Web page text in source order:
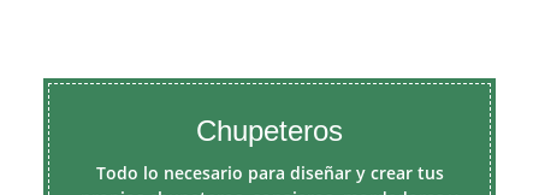
Chupeteros
Todo lo necesario para diseñar y crear tus